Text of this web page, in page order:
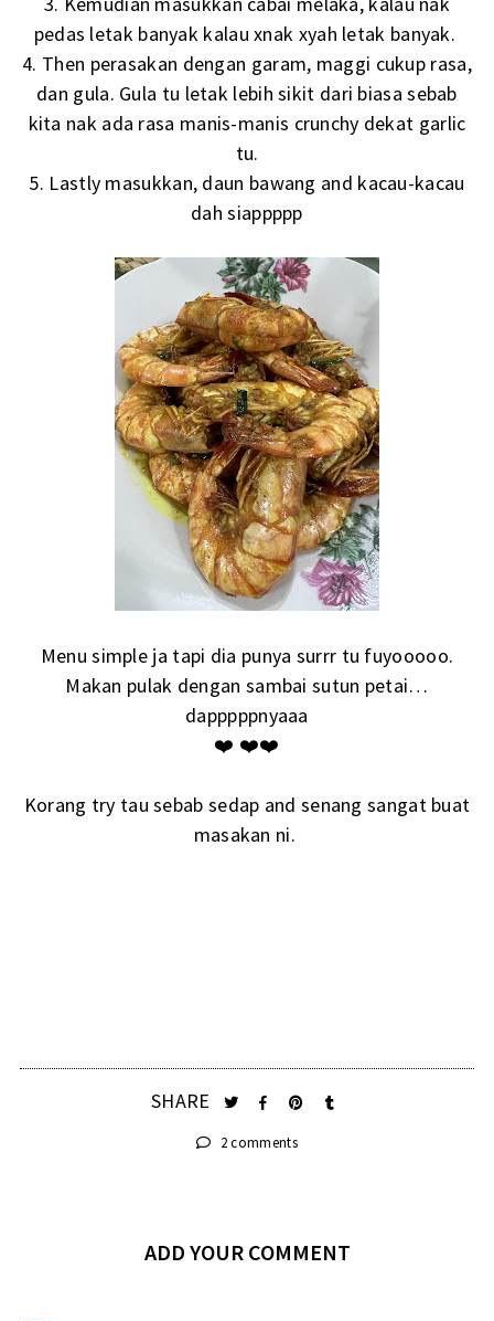
pedas letak banyak kalau xnak xyah letak banyak.
4. Then perasakan dengan garam, maggi cukup rasa,
dan gula. Gula tu letak lebih sikit dari biasa sebab
kita nak ada rasa manis-manis crunchy dekat garlic
tu.
5. Lastly masukkan, daun bawang and kacau-kacau
dah siappppp
Menu simple ja tapi dia punya surrr tu fuyooooo.
Makan pulak dengan sambai sutun petai…
dapppppnyaaa
❤️ ❤️❤️
Korang try tau sebab sedap and senang sangat buat
masakan ni.
SHARE
2 comments
ADD YOUR COMMENT